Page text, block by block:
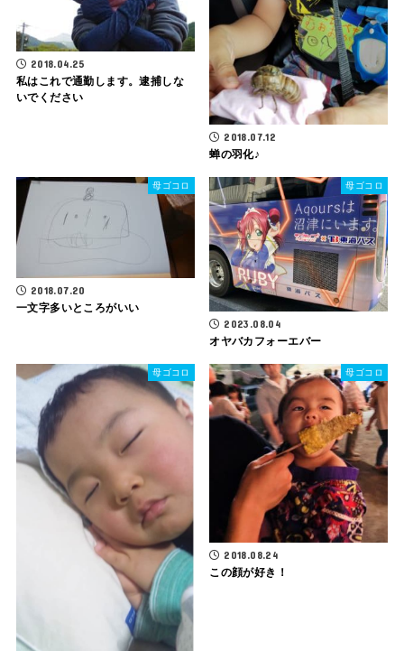
2018.04.25
私はこれで通勤します。逮捕しな
いでください
2018.07.12
蝉の羽化♪
母ゴコロ
2018.07.20
一文字多いところがいい
母ゴコロ
2023.08.04
オヤバカフォーエバー
母ゴコロ 母ゴコロ
2018.08.24
この顔が好き！